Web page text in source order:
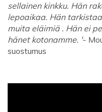
sellainen kinkku. Hän
lepoaikaa. Hän
muita eläimiä . Hän ei
hänet kotonamme. '-
suostumus